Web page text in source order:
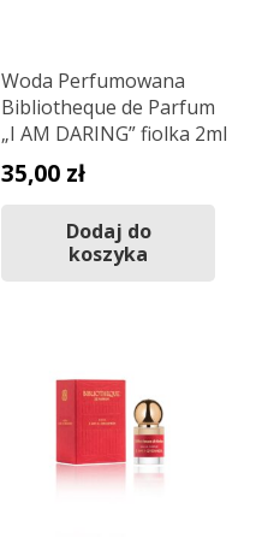
Woda Perfumowana
Bibliotheque de Parfum
„I AM DARING” fiolka 2ml
35,00 zł
Dodaj do
koszyka